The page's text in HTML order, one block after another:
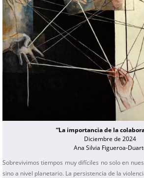
“La importancia de la
Diciembre de 2024
Ana Silvia Figueroa-
Sobrevivimos tiempos muy difíciles no solo en
sino a nivel planetario. La persistencia de la